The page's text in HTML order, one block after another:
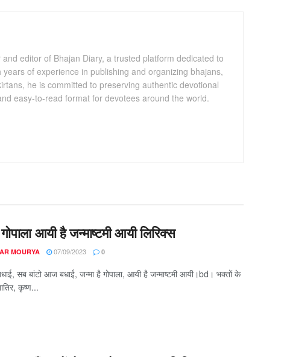
editor of Bhajan Diary, a trusted platform dedicated to
of experience in publishing and organizing bhajans,
he is committed to preserving authentic devotional
easy-to-read format for devotees around the world.
आयी है जन्माष्टमी आयी लिरिक्स
MOURYA 07/09/2023 0
सब बांटो आज बधाई, जन्मा है गोपाला, आयी है जन्माष्टमी आयी।bd। भक्तों के
कृष्ण...